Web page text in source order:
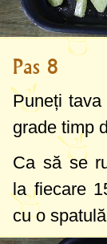
Pas 8
Puneți
grade timp
Ca să se
la fiecare
cu o